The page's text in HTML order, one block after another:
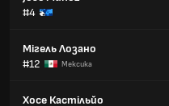
#4
Мігель Лозано
#12
Мексика
Хосе Кастільйо